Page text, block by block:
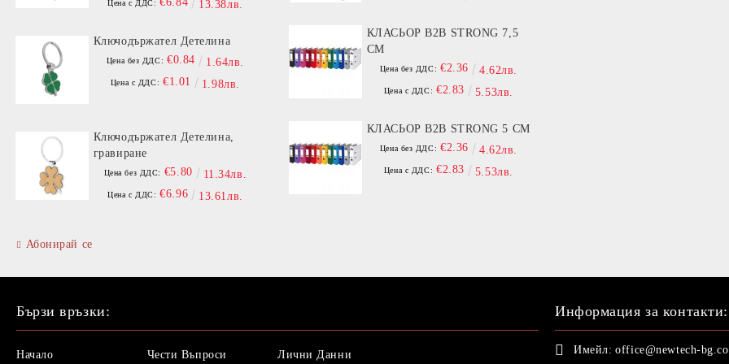
Цена с ДДС: 13.38лв.
Ключодържател Детелина
Цена без ДДС: €0.84 1.64лв.
Цена с ДДС: €1.01 1.98лв.
Ключодържател Детелина,
гравиране
Цена без ДДС: €5.80 11.34лв.
Цена с ДДС: €6.96 13.61лв.
Абонирай се
КЛАСЬОР B2B STRONG 7,5
СМ
Цена без ДДС: €2.36 4.62лв.
Цена с ДДС: €2.83 5.53лв.
КЛАСЬОР B2B STRONG 5 СМ
Цена без ДДС: €2.36 4.62лв.
Цена с ДДС: €2.83 5.53лв.
Бързи връзки:
Начало Чести Въпроси Лични Данни
Информация за контакти:
Имейл: office@newtech-